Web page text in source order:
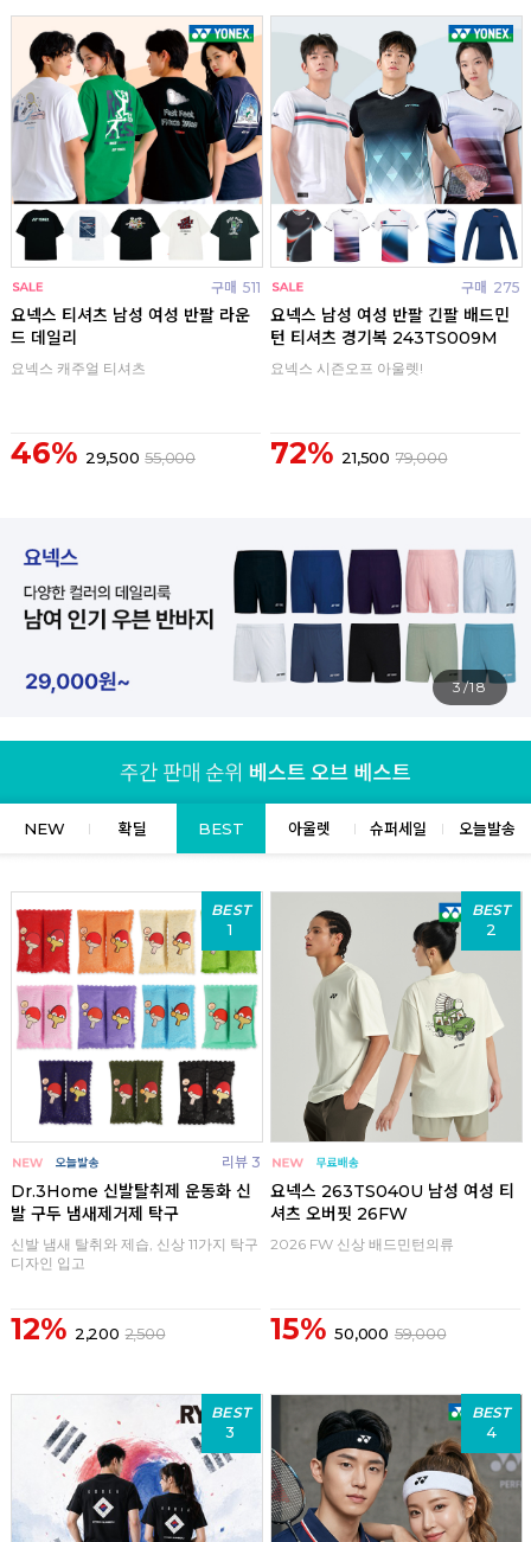
구매 511
요넥스 티셔츠 남성 여성 반팔 라운
드 데일리
요넥스 캐주얼 티셔츠
46% 29,500 55,000
구매 275
요넥스 남성 여성 반팔 긴팔 배드민
턴 티셔츠 경기복 243TS009M
요넥스 시즌오프 아울렛!
72% 21,500 79,000
4/18
NEW 확딜 BEST 아울렛 슈퍼세일 오늘발송
BEST
1
리뷰 3
Dr.3Home 신발탈취제 운동화 신
발 구두 냄새제거제 탁구
신발 냄새 탈취와 제습, 신상 11가지 탁구
디자인 입고
12% 2,200 2,500
BEST
2
요넥스 263TS040U 남성 여성 티
셔츠 오버핏 26FW
2026 FW 신상 배드민턴의류
15% 50,000 59,000
BEST
3
BEST
4